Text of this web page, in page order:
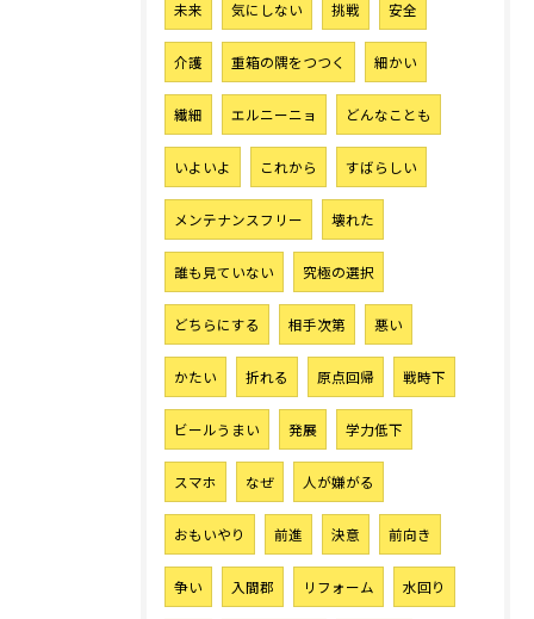
未来 気にしない 挑戦 安全
介護 重箱の隅をつつく 細かい
繊細 エルニーニョ どんなことも
いよいよ これから すばらしい
メンテナンスフリー 壊れた
誰も見ていない 究極の選択
どちらにする 相手次第 悪い
かたい 折れる 原点回帰 戦時下
ビールうまい 発展 学力低下
スマホ なぜ 人が嫌がる
おもいやり 前進 決意 前向き
争い 入間郡 リフォーム 水回り